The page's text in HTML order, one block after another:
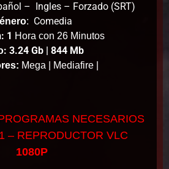
– Ingles – Forzado (SRT)
: Comedia
1 Hora con 26 Minutos
: 3.24 Gb | 844 Mb
Mega | Mediafire |
NECESARIOS
– REPRODUCTOR VLC
1080P